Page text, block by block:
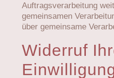
Auftragsverarbeitung
gemeinsamen
über gemeinsame
Widerruf